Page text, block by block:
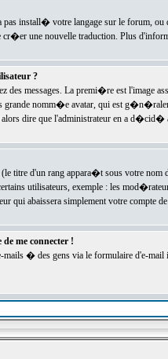
install� votre langage sur le forum,
cr�er une nouvelle traduction. Plus
?
des messages. La premi�re est
grande nomm�e avatar, qui est
dire que l'administrateur en a
titre d'un rang appara�t sous votre
utilisateurs, exemple : les
abaissera simplement votre compte
me connecter !
� des gens via le formulaire d'e-